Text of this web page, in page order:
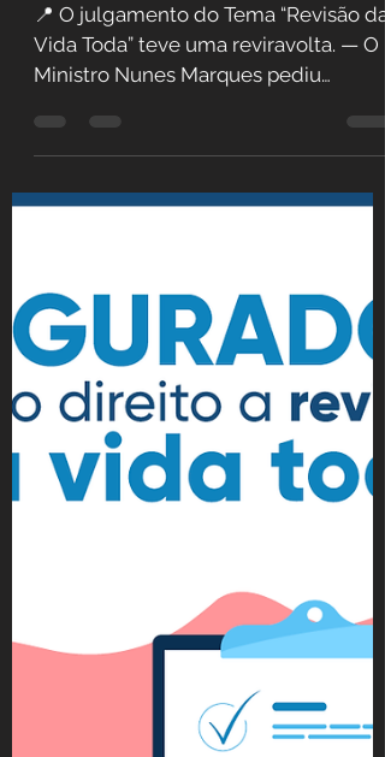
Retirado do Julgamento
Virtual.
📍 O julgamento do Tema “Revisão da
destaque e o processo vai para o...